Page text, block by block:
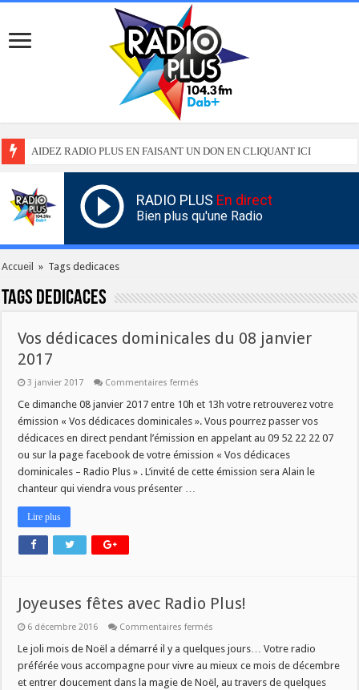
AIDEZ RADIO PLUS EN FAISANT UN DON EN CLIQUANT ICI
RADIO PLUS En direct
Bien plus qu'une Radio
Accueil » Tags dedicaces
Tags dedicaces
Vos dédicaces dominicales du 08 janvier
2017
3 janvier 2017 Commentaires fermés
dédicaces
du
08
janvier
2017
Ce dimanche 08 janvier 2017 entre 10h et 13h votre retrouverez votre
émission « Vos dédicaces dominicales ». Vous pourrez passer vos
dédicaces en direct pendant l’émission en appelant au 09 52 22 22 07
ou sur la page facebook de votre émission « Vos dédicaces
dominicales – Radio Plus » . L’invité de cette émission sera Alain le
chanteur qui viendra vous présenter …
Lire plus
Joyeuses fêtes avec Radio Plus!
6 décembre 2016 Commentaires fermés
fêtes
avec
Radio
Plus!
Le joli mois de Noël a démarré il y a quelques jours… Votre radio
préférée vous accompagne pour vivre au mieux ce mois de décembre
et entrer doucement dans la magie de Noël, au travers de quelques